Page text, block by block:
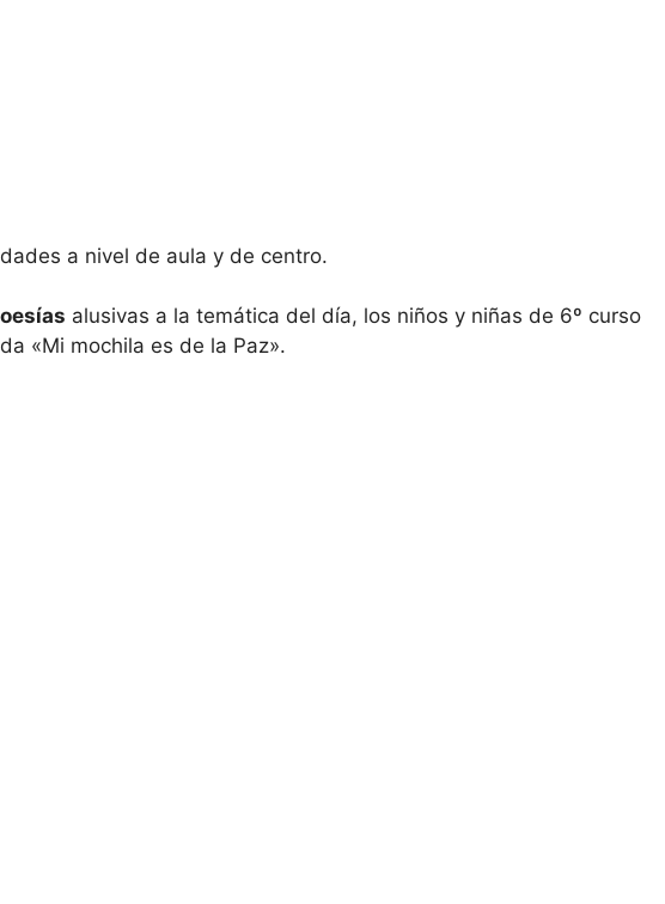
a nivel de aula y de centro.
alusivas a la temática del día, los niños y niñas de 6º curso
«Mi mochila es de la Paz».